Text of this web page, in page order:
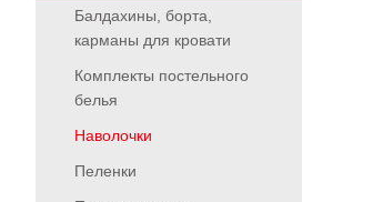
Балдахины, борта,
карманы для кровати
Комплекты постельного
белья
Наволочки
Пеленки